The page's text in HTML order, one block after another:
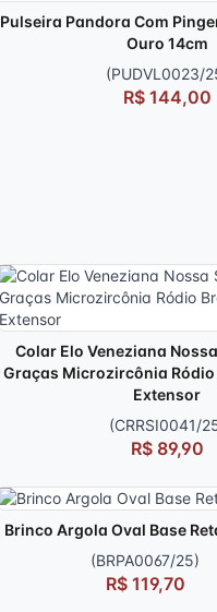
Pulseira Pandora Com
Ouro 14cm
(PUDVL0023/
R$ 144,00
Colar Elo Veneziana
Graças Microzircônia
Extensor
(CRRSI0041/
R$ 89,90
Brinco Argola Oval Base
(BRPA0067/25)
R$ 119,70